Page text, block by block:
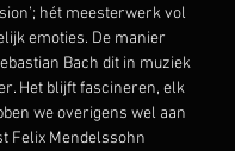
hét meesterwerk vol
emoties. De manier
Bach dit in muziek
Het blijft fascineren, elk
we overigens wel aan
Felix Mendelssohn